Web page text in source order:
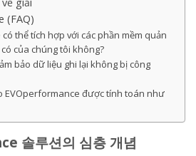
(FAQ)
thể tích hợp với các phần mềm quản
của chúng tôi không?
bảo dữ liệu ghi lại không bị công
EVOperformance được tính toán như
솔루션의 심층 개념